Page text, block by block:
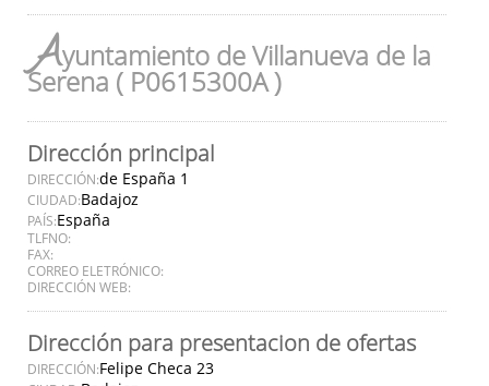
Ayuntamiento de Villanueva de la
Serena ( P0615300A )
Dirección principal
DIRECCIÓN:de España 1
CIUDAD:Badajoz
PAÍS:España
TLFNO:
FAX:
CORREO ELETRÓNICO:
DIRECCIÓN WEB:
Dirección para presentacion de ofertas
DIRECCIÓN:Felipe Checa 23